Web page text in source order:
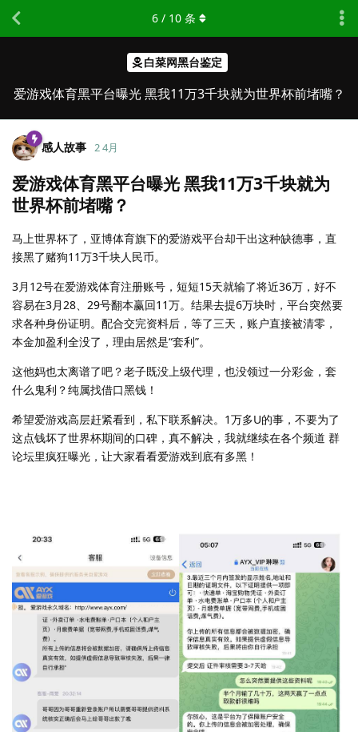
白菜网黑台鉴定
爱游戏体育黑平台曝光 黑我11万3千块就为世界杯前堵嘴？
6 / 10 条
感人故事 2 4月
爱游戏体育黑平台曝光 黑我11万3千块就为
世界杯前堵嘴？
马上世界杯了，亚博体育旗下的爱游戏平台却干出这种缺德事，直
接黑了赌狗11万3千块人民币。
3月12号在爱游戏体育注册账号，短短15天就输了将近36万，好不
容易在3月28、29号翻本赢回11万。结果去提6万块时，平台突然要
求各种身份证明。配合交完资料后，等了三天，账户直接被清零，
本金加盈利全没了，理由居然是“套利”。
这他妈也太离谱了吧？老子既没上级代理，也没领过一分彩金，套
什么鬼利？纯属找借口黑钱！
希望爱游戏高层赶紧看到，私下联系解决。1万多U的事，不要为了
这点钱坏了世界杯期间的口碑，真不解决，我就继续在各个频道 群
论坛里疯狂曝光，让大家看看爱游戏到底有多黑！